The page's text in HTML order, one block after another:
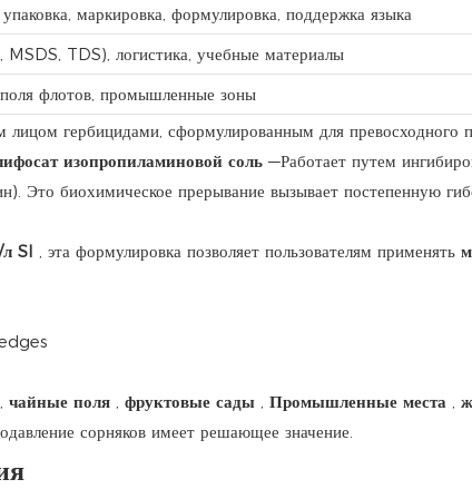
упаковка, маркировка, формулировка, поддержка языка
TDS), логистика, учебные материалы
флотов, промышленные зоны
лицом гербицидами, сформулированным для превосходного
изопропиламиновой соль —Работает путем
Это биохимическое прерывание вызывает постепенную
Sl , эта формулировка позволяет пользователям применять
, чайные поля , фруктовые сады , Промышленные места ,
сорняков имеет решающее значение.